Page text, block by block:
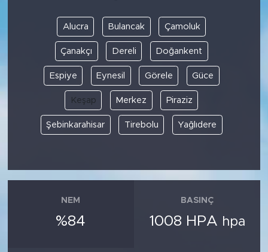
Alucra Bulancak Çamoluk
Çanakçı Dereli Doğankent
Espiye Eynesil Görele Güce
Keşap Merkez Piraziz
Şebinkarahisar Tirebolu Yağlıdere
NEM
%84
BASINÇ
1008 HPA hpa
POLİTİKA
EKONOMİ
SPOR
KÜLTÜR SANAT
YAŞAM
TARİHTEN GÜNÜMÜZE
TARİH